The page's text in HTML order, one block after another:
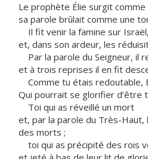
Le prophète Élie surgit comme
sa parole brûlait comme une
Il fit venir la famine sur Israël,
et, dans son ardeur, les
Par la parole du Seigneur, il
et à trois reprises il en fit
Comme tu étais redoutable,
Qui pourrait se glorifier d’être
Toi qui as réveillé un mort
et, par la parole du Très-Haut,
des morts ;
toi qui as précipité des rois